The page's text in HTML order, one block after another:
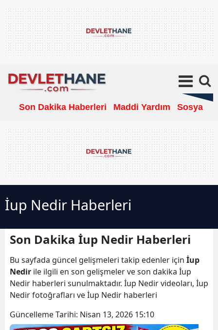
Son Dakika Haberleri Maddi Yardım Sosyal
İup Nedir Haberleri
Son Dakika İup Nedir Haberleri
Bu sayfada güncel gelişmeleri takip edenler için İup
Nedir ile ilgili en son gelişmeler ve son dakika İup
Nedir haberleri sunulmaktadır. İup Nedir videoları, İup
Nedir fotoğrafları ve İup Nedir haberleri
Güncelleme Tarihi: Nisan 13, 2026 15:10